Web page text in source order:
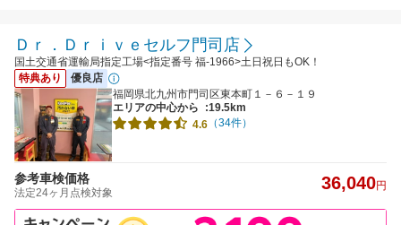
Ｄｒ．Ｄｒｉｖｅセルフ門司店
国土交通省運輸局指定工場<指定番号 福-1966>土日祝日もOK！
特典あり
優良店
福岡県北九州市門司区東本町１－６－１９
エリアの中心から
:19.5km
4.6 （34件）
参考車検価格
法定24ヶ月点検対象 36,040円